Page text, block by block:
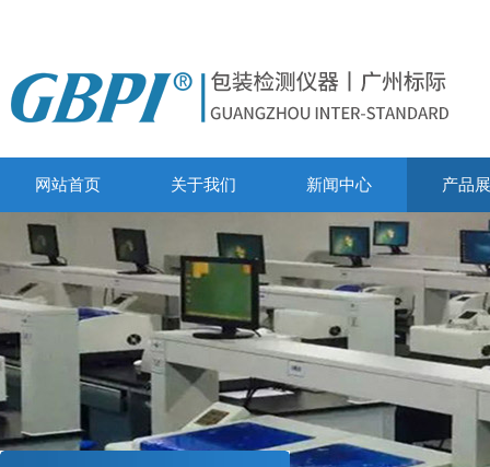
网站首页 关于我们 新闻中心 产品